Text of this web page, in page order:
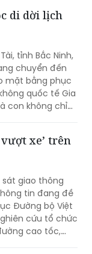
tỉnh Bắc Ninh,
mặt bằng phục
quốc tế Gia
con không chỉ
mà còn có
nghiệp và
Chính sự
diễn ra trong
nghĩa tình.
xe’ trên
giao thông
Đường bộ Việt
cứu tổ chức
cao tốc,
đường sát dải
vượt xe”.
giao thông